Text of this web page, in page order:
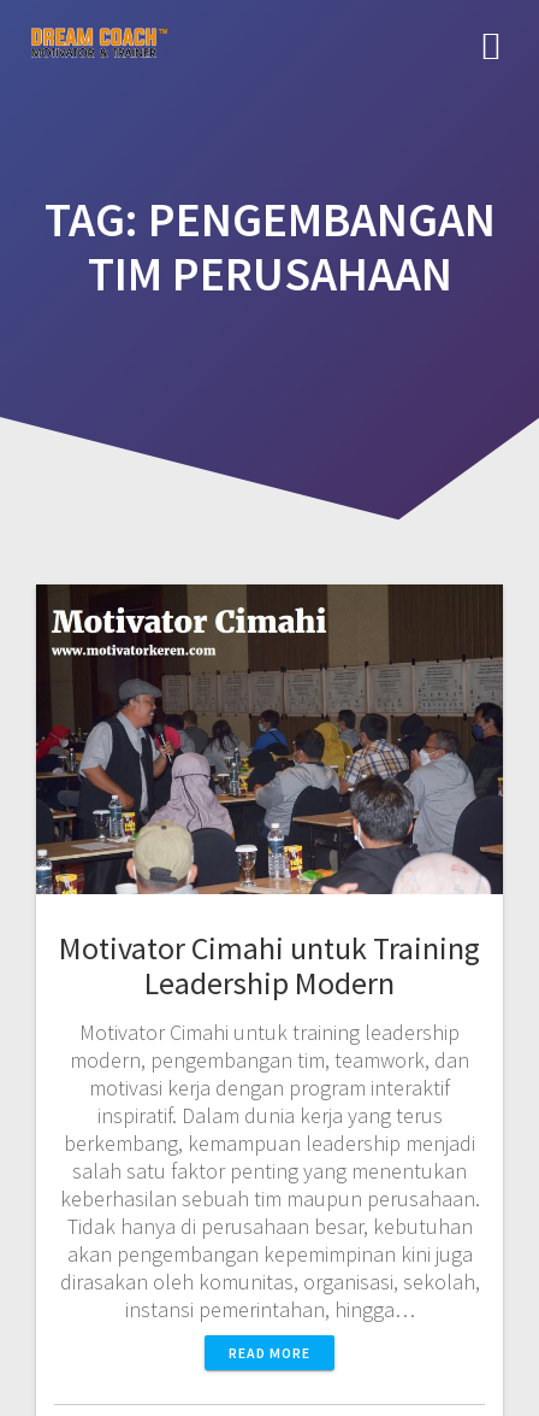
TAG: PENGEMBANGAN
TIM PERUSAHAAN
Motivator Cimahi untuk Training
Leadership Modern
Motivator Cimahi untuk training leadership
modern, pengembangan tim, teamwork, dan
motivasi kerja dengan program interaktif
inspiratif. Dalam dunia kerja yang terus
berkembang, kemampuan leadership menjadi
salah satu faktor penting yang menentukan
keberhasilan sebuah tim maupun perusahaan.
Tidak hanya di perusahaan besar, kebutuhan
akan pengembangan kepemimpinan kini juga
dirasakan oleh komunitas, organisasi, sekolah,
instansi pemerintahan, hingga…
READ MORE